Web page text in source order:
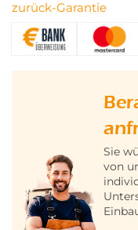
zurück-Garantie
Sie
von